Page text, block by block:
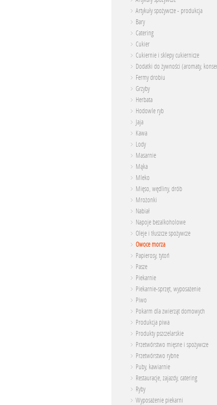
Artykuły spożywcze - produkcja
Bary
Catering
Cukier
Cukiernie i sklepy cukiernicze
Dodatki do żywności (aromaty,
Fermy drobiu
Grzyby
Herbata
Hodowle ryb
Jaja
Kawa
Lody
Masarnie
Mąka
Mleko
Mięso, wędliny, drób
Mrożonki
Nabiał
Napoje bezalkoholowe
Oleje i tłuszcze spożywcze
Owoce morza
Papierosy, tytoń
Pasze
Piekarnie
Piekarnie-sprzęt, wyposażenie
Piwo
Pokarm dla zwierząt domowych
Produkcja piwa
Produkty pszczelarskie
Przetwórstwo mięsne i spożywcze
Przetwórstwo rybne
Puby, kawiarnie
Restauracje, zajazdy, catering
Ryby
Wyposażenie piekarni